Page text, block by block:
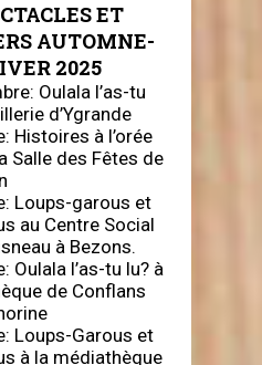
ET
AUTOMNE-
2025
Oulala l’as-tu
d’Ygrande
Histoires à l’orée
Salle des Fêtes de
Loups-garous et
au Centre Social
à Bezons.
Oulala l’as-tu lu? à
de Conflans
Loups-Garous et
à la médiathèque